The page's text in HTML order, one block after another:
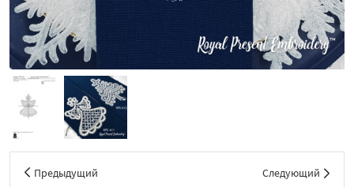
Предыдущий Следующий